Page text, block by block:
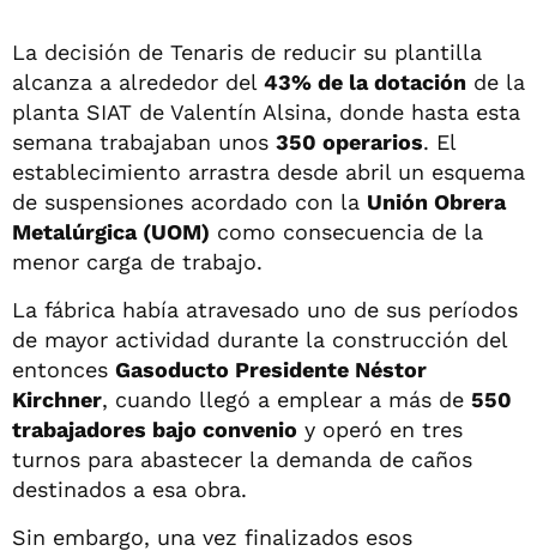
La decisión de Tenaris de reducir su plantilla
alcanza a alrededor del 43% de la dotación de la
planta SIAT de Valentín Alsina, donde hasta esta
semana trabajaban unos 350 operarios. El
establecimiento arrastra desde abril un esquema
de suspensiones acordado con la Unión Obrera
Metalúrgica (UOM) como consecuencia de la
menor carga de trabajo.
La fábrica había atravesado uno de sus períodos
de mayor actividad durante la construcción del
entonces Gasoducto Presidente Néstor
Kirchner, cuando llegó a emplear a más de 550
trabajadores bajo convenio y operó en tres
turnos para abastecer la demanda de caños
destinados a esa obra.
Sin embargo, una vez finalizados esos